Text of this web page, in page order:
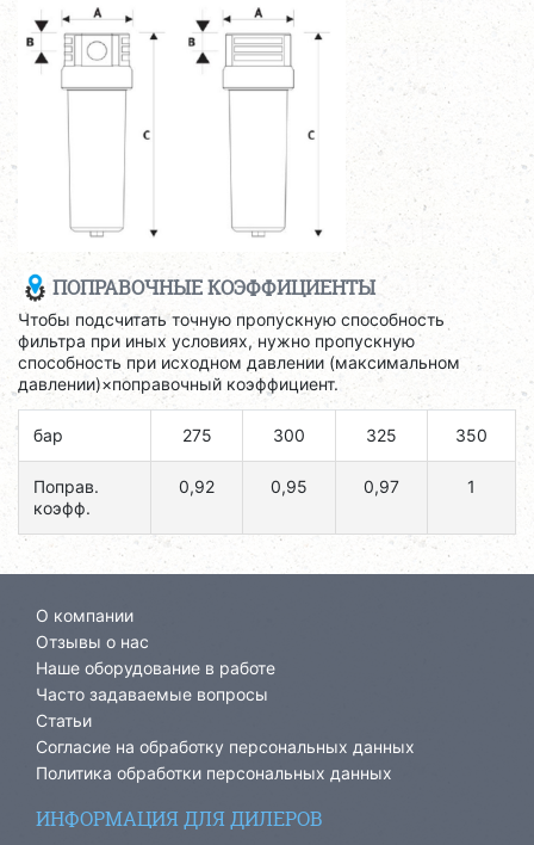
ПОПРАВОЧНЫЕ КОЭФФИЦИЕНТЫ
Чтобы подсчитать точную пропускную способность
фильтра при иных условиях, нужно пропускную
способность при исходном давлении (максимальном
давлении)×поправочный коэффициент.
бар 275 300 325 350
Поправ.
коэфф.
0,92 0,95 0,97 1
О компании
Отзывы о нас
Наше оборудование в работе
Часто задаваемые вопросы
Статьи
Согласие на обработку персональных данных
Политика обработки персональных данных
ИНФОРМАЦИЯ ДЛЯ ДИЛЕРОВ